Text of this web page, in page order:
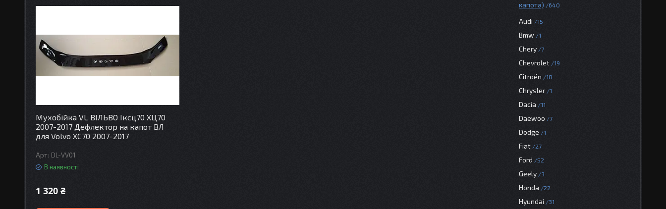
Мухобійка VL ВІЛЬВО Іксц70 ХЦ70
2007-2017 Дефлектор на капот ВЛ
для Volvo XC70 2007-2017
DL-VV01
В наявності
1 320 ₴
капота)
640
Audi 15
Bmw 1
Chery 7
Chevrolet 19
Citroën 18
Chrysler 1
Dacia 11
Daewoo 7
Dodge 1
Fiat 27
Ford 52
Geely 3
Honda 22
Hyundai 31